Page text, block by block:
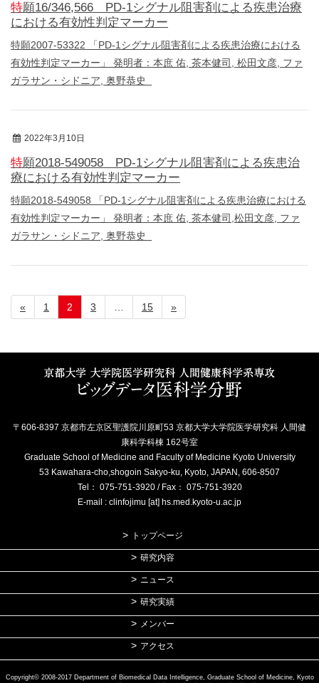
特願16/346,566 PD-1シグナル阻害剤による疾患治療
における有効性判定マーカー
特願2007-53322 「PD-1シグナル阻害剤による疾患治療における
有効性判定マーカー」 発明者：本庶 佑, 茶本健司, 松田文彦, ファ
ガラサン・シドニア, 奥野恭史
2022年3月10日
特願2018-549058 PD-1シグナル阻害剤による疾患治
療における有効性判定マーカー
特願2018-549058 「PD-1シグナル阻害剤による疾患治療における
有効性判定マーカー」 発明者：本庶 佑, 茶本健司,松田文彦, ファ
ガラサン・シドニア, 奥野恭史
« 1 2 3 15 »
〒606-8397 京都市左京区聖護院川原町53 京都大学大学院医学研究科 人間健
康科学科棟 162号室
Graduate School of Medicine and Faculty of Medicine Kyoto University
53 Kawahara-cho,shogoin Sakyo-ku, Kyoto, JAPAN, 606-8507
Tel： 075-751-3920 / Fax： 075-751-3920
E-mail : clinfojimu [at] hs.med.kyoto-u.ac.jp
トップページ
研究内容
ニュース
研究実績
メンバー
アクセス
Copyright© 2008-2017 Department of Biomedical Data Intelligence, Graduate School of Medicine, Kyoto